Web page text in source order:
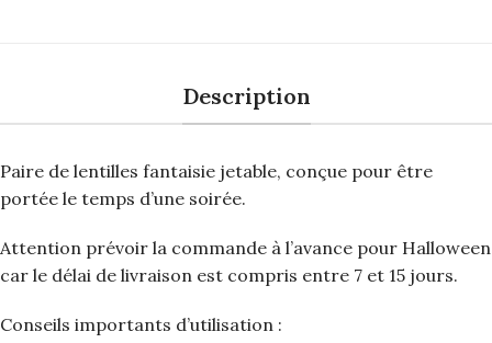
Description
Paire de lentilles fantaisie jetable, conçue pour être
portée le temps d’une soirée.
Attention prévoir la commande à l’avance pour Halloween
car le délai de livraison est compris entre 7 et 15 jours.
Conseils importants d’utilisation :